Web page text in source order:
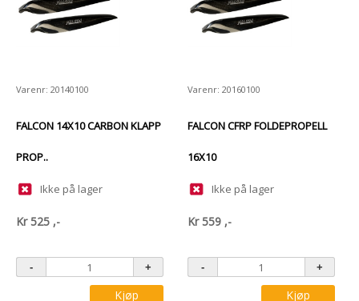
Varenr: 20140100
FALCON 14X10 CARBON KLAPP
PROP..
Ikke på lager
Kr525 ,-
Kjøp
Varenr: 20160100
FALCON CFRP FOLDEPROPELL
16X10
Ikke på lager
Kr559 ,-
Kjøp